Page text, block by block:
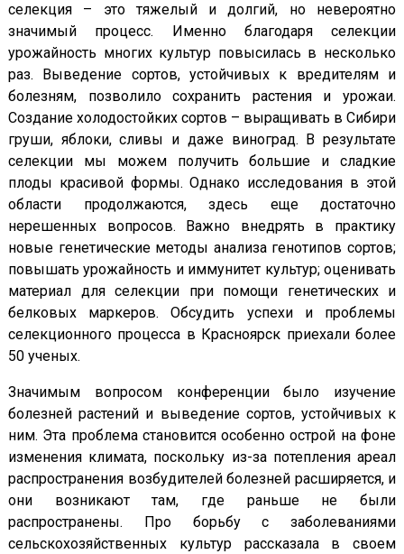
селекция – это тяжелый и долгий, но невероятно
значимый процесс. Именно благодаря селекции
урожайность многих культур повысилась в несколько
раз. Выведение сортов, устойчивых к вредителям и
болезням, позволило сохранить растения и урожаи.
Создание холодостойких сортов – выращивать в Сибири
груши, яблоки, сливы и даже виноград. В результате
селекции мы можем получить большие и сладкие
плоды красивой формы. Однако исследования в этой
области продолжаются, здесь еще достаточно
нерешенных вопросов. Важно внедрять в практику
новые генетические методы анализа генотипов сортов;
повышать урожайность и иммунитет культур; оценивать
материал для селекции при помощи генетических и
белковых маркеров. Обсудить успехи и проблемы
селекционного процесса в Красноярск приехали более
50 ученых.
Значимым вопросом конференции было изучение
болезней растений и выведение сортов, устойчивых к
ним. Эта проблема становится особенно острой на фоне
изменения климата, поскольку из-за потепления ареал
распространения возбудителей болезней расширяется, и
они возникают там, где раньше не были
распространены. Про борьбу с заболеваниями
сельскохозяйственных культур рассказала в своем